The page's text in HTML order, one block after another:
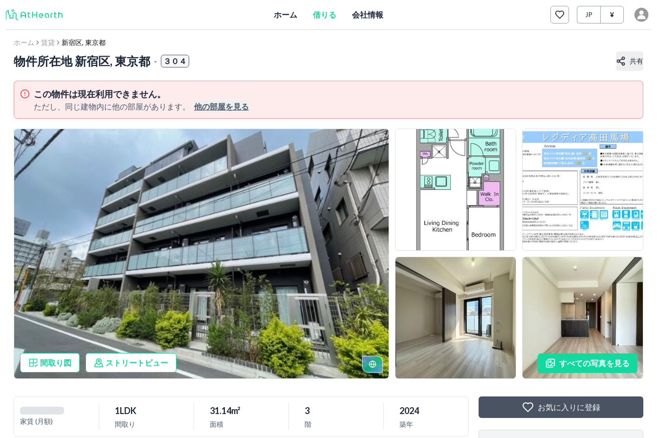
ホーム 借りる 会社情報 JP ¥
ホーム 賃貸 新宿区, 東京都
物件所在地 新宿区, 東京都 - ３０４ 共有
この物件は現在利用できません。
ただし、同じ建物内に他の部屋があります。 他の部屋を見る
間取り図 ストリートビュー すべての写真を見る
家賃 (月額)
1LDK
間取り
31.14m²
面積
3
階
2024
築年
お気に入りに登録